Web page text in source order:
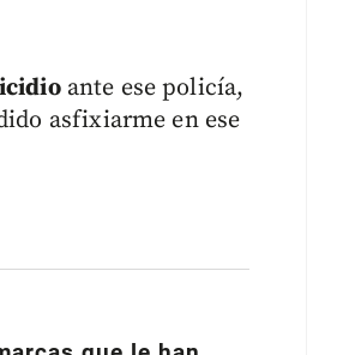
ante ese policía,
asfixiarme en ese